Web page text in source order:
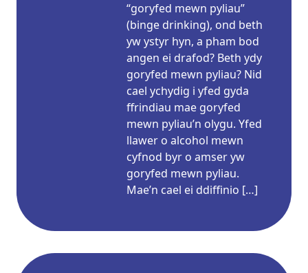
“goryfed mewn pyliau”
(binge drinking), ond beth
yw ystyr hyn, a pham bod
angen ei drafod? Beth ydy
goryfed mewn pyliau? Nid
cael ychydig i yfed gyda
ffrindiau mae goryfed
mewn pyliau’n olygu. Yfed
llawer o alcohol mewn
cyfnod byr o amser yw
goryfed mewn pyliau.
Mae’n cael ei ddiffinio […]